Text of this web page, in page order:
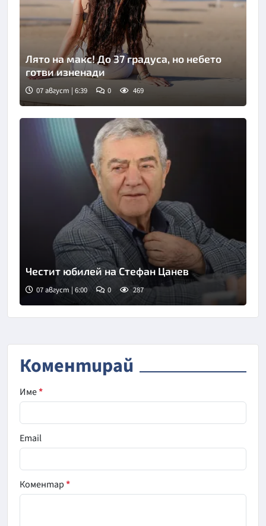
Лято на макс! До 37 градуса, но небето
готви изненади
07 август | 6:39 0 469
Снимка: БНР
Честит юбилей на Стефан Цанев
07 август | 6:00 0 287
Коментирай
Име*
Email
Коментар*